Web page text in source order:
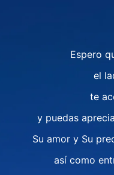
Espero
el
te
y puedas
Su amor y Su
así como